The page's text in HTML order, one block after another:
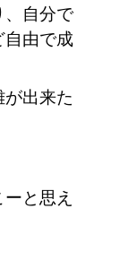
、自分で
自由で成
出来た
と思え